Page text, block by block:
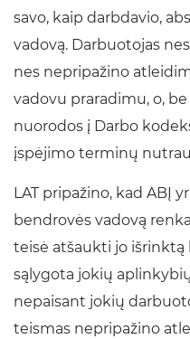
savo, kaip darbdavio,
vadovą. Darbuotojas
nes nepripažino
vadovu praradimu, o,
nuorodos į Darbo
įspėjimo terminų
LAT pripažino, kad ABĮ
bendrovės vadovą
teisė atšaukti jo išrinktą
sąlygota jokių
nepaisant jokių
teismas nepripažino